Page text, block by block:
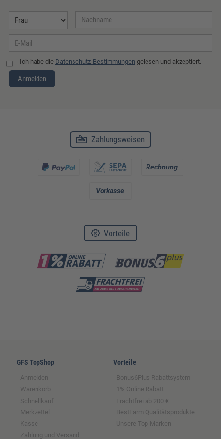
Ich habe die Datenschutz-Bestimmungen gelesen und akzeptiert.
Anmelden
Zahlungsweisen
Vorteile
GFS TopShop
Anmelden
Warenkorb
Schnellkauf
Merkzettel
Kasse
Zahlung und Versand
Vorteile
Bonus6Plus Rabattsystem
1% Online Rabatt
Frachtfrei ab 200 €
BestFarm Qualitätsprodukte
Unsere Top-Marken